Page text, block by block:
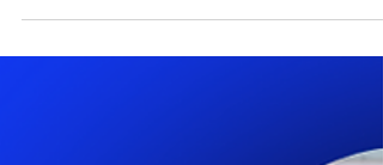
sobre a palestra no dia 24/08, às 19h00,